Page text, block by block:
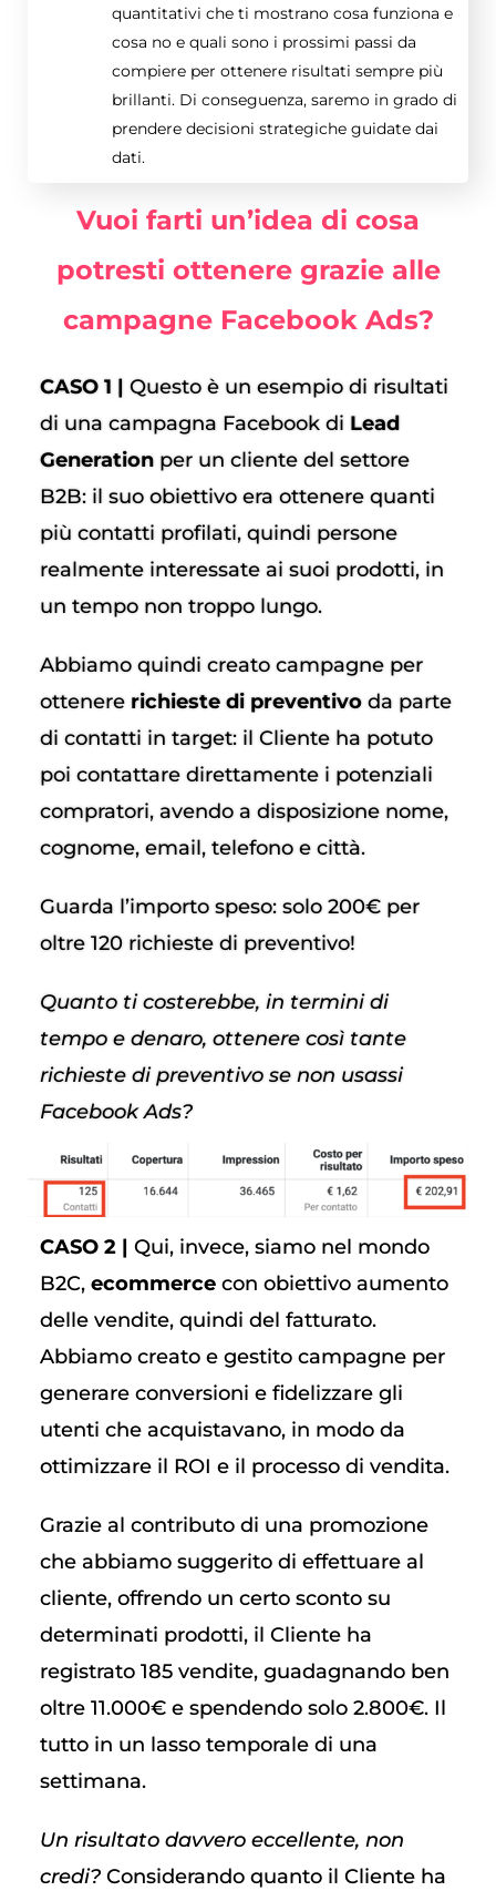
quantitativi che ti mostrano cosa funziona e
cosa no e quali sono i prossimi passi da
compiere per ottenere risultati sempre più
brillanti. Di conseguenza, saremo in grado di
prendere decisioni strategiche guidate dai
dati.
Vuoi farti un’idea di cosa
potresti ottenere grazie alle
campagne Facebook Ads?
CASO 1 | Questo è un esempio di risultati
di una campagna Facebook di Lead
Generation per un cliente del settore
B2B: il suo obiettivo era ottenere quanti
più contatti profilati, quindi persone
realmente interessate ai suoi prodotti, in
un tempo non troppo lungo.
Abbiamo quindi creato campagne per
ottenere richieste di preventivo da parte
di contatti in target: il Cliente ha potuto
poi contattare direttamente i potenziali
compratori, avendo a disposizione nome,
cognome, email, telefono e città.
Guarda l’importo speso: solo 200€ per
oltre 120 richieste di preventivo!
Quanto ti costerebbe, in termini di
tempo e denaro, ottenere così tante
richieste di preventivo se non usassi
Facebook Ads?
CASO 2 | Qui, invece, siamo nel mondo
B2C, ecommerce con obiettivo aumento
delle vendite, quindi del fatturato.
Abbiamo creato e gestito campagne per
generare conversioni e fidelizzare gli
utenti che acquistavano, in modo da
ottimizzare il ROI e il processo di vendita.
Grazie al contributo di una promozione
che abbiamo suggerito di effettuare al
cliente, offrendo un certo sconto su
determinati prodotti, il Cliente ha
registrato 185 vendite, guadagnando ben
oltre 11.000€ e spendendo solo 2.800€. Il
tutto in un lasso temporale di una
settimana.
Un risultato davvero eccellente, non
credi? Considerando quanto il Cliente ha